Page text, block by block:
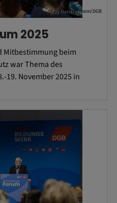
Kay Herschelmann/DGB
2025
Mitbestimmung beim
war Thema des
19. November 2025 in